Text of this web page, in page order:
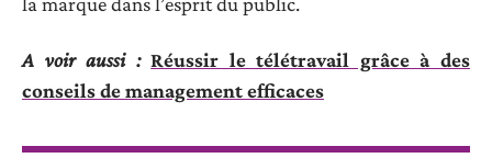
A voir aussi : Réussir le télétravail grâce à des
conseils de management efficaces